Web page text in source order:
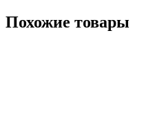
Похожие товары